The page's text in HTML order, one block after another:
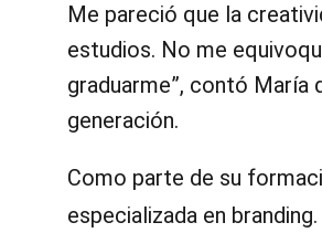
Me pareció que la
estudios. No me
graduarme”, contó María
generación.
Como parte de su
especializada en